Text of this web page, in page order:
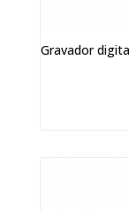
Gravador